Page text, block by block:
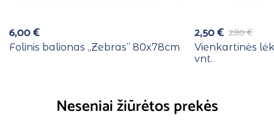
6,00€
Folinis balionas ,,Zebras” 80x78cm
2,80€
2,50€
Vienkartinės
vnt.
Neseniai žiūrėtos prekės